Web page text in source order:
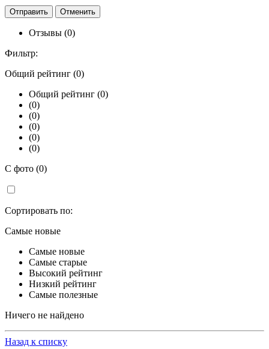
Отзывы (0)
Фильтр:
Общий рейтинг (0)
Общий рейтинг (0)
(0)
(0)
(0)
(0)
(0)
С фото (0)
Сортировать по:
Самые новые
Самые новые
Самые старые
Высокий рейтинг
Низкий рейтинг
Самые полезные
Ничего не найдено
Назад к списку